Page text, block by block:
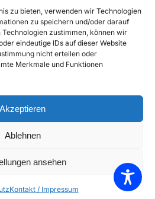
zu bieten, verwenden wir Technologien
zu speichern und/oder darauf
zustimmen, können wir
eindeutige IDs auf dieser Website
nicht erteilen oder
Merkmale und Funktionen
Akzeptieren
Ablehnen
ansehen
Kontakt / Impressum
Out of stock
356 Speedster Frontscheibe,
SIGLA, klar (Kopie)
€459,00 inkl. Mwst
Add to Compare